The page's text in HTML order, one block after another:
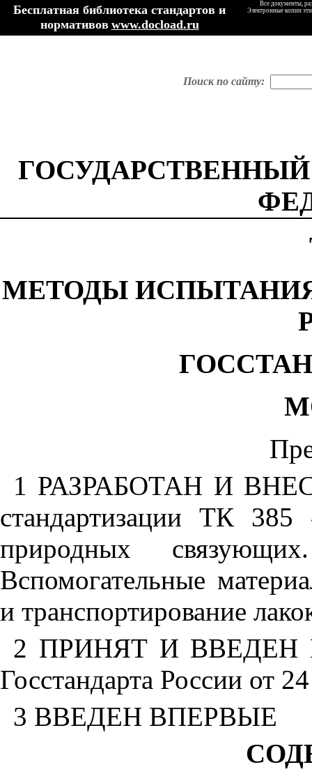
Бесплатная библиотека стандартов и
нормативов www.docload.ru
Все документы,
Электронные копии
Поиск по сайту:
МЕТОДЫ
1 РАЗРАБОТАН И
стандартизации ТК 385
природных
Вспомогательные
и транспортирование
2 ПРИНЯТ И ВВЕДЕН
Госстандарта России от
3 ВВЕДЕН ВПЕРВЫЕ